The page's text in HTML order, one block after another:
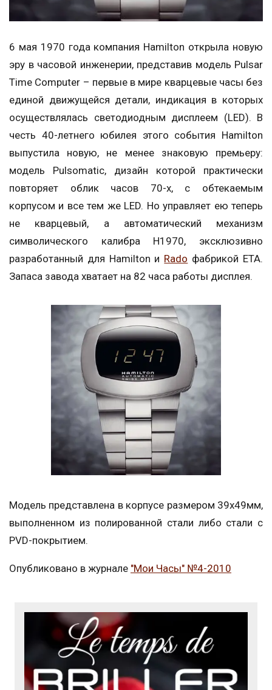
6 мая 1970 года компания Hamilton открыла новую
эру в часовой инженерии, представив модель Pulsar
Time Computer – первые в мире кварцевые часы без
единой движущейся детали, индикация в которых
осуществлялась светодиодным дисплеем (LED). В
честь 40-летнего юбилея этого события Hamilton
выпустила новую, не менее знаковую премьеру:
модель Pulsomatic, дизайн которой практически
повторяет облик часов 70-х, с обтекаемым
корпусом и все тем же LED. Но управляет ею теперь
не кварцевый, а автоматический механизм
символического калибра H1970, эксклюзивно
разработанный для Hamilton и Rado фабрикой ЕТА.
Запаса завода хватает на 82 часа работы дисплея.
Модель представлена в корпусе размером 39x49мм,
выполненном из полированной стали либо стали с
PVD-покрытием.
Опубликовано в журнале "Мои Часы" №4-2010